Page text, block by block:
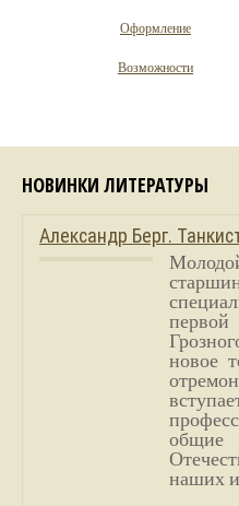
Оформление
Возможности
НОВИНКИ ЛИТЕРАТУРЫ
Александр Берг.
новое
наших